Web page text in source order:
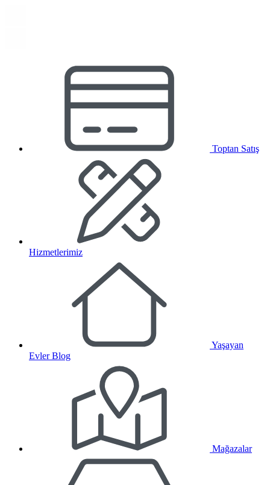
Toptan Satış
Hizmetlerimiz
Yaşayan
Evler Blog
Mağazalar